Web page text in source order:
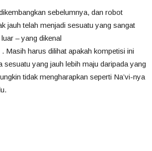
sebelumnya, dan robot
jauh telah menjadi sesuatu yang sangat
– yang dikenal
. Masih harus dilihat apakah kompetisi ini
sesuatu yang jauh lebih maju daripada yang
tidak mengharapkan seperti Na’vi-nya